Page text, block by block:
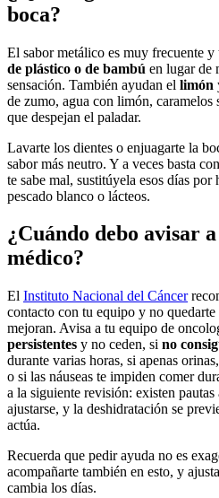
boca?
El sabor metálico es muy frecuente
de plástico o de bambú en lugar de
sensación. También ayudan el limón
de zumo, agua con limón, caramelos
que despejan el paladar.
Lavarte los dientes o enjuagarte la
sabor más neutro. Y a veces basta
te sabe mal, sustitúyela esos días por
pescado blanco o lácteos.
¿Cuándo debo avisar
médico?
El Instituto Nacional del Cáncer
contacto con tu equipo y no quedarte
mejoran. Avisa a tu equipo de
persistentes y no ceden, si no
durante varias horas, si apenas
o si las náuseas te impiden comer
a la siguiente revisión: existen pautas
ajustarse, y la deshidratación se
actúa.
Recuerda que pedir ayuda no es
acompañarte también en esto, y
cambia los días.